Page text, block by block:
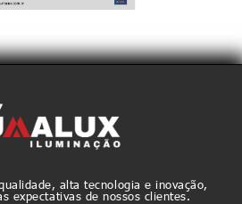
alta tecnologia e inovação,
expectativas de nossos clientes.